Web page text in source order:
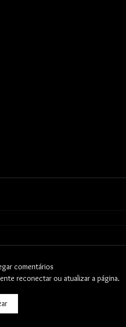
comentários
reconectar ou atualizar a página.